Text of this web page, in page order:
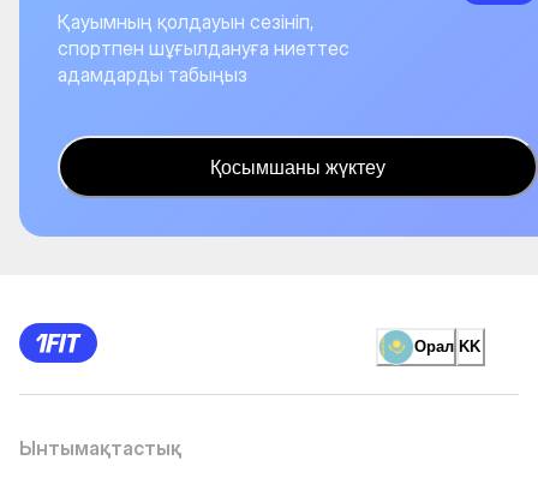
Қауымның қолдауын сезініп,
спортпен шұғылдануға ниеттес
адамдарды табыңыз
Қосымшаны жүктеу
Орал KK
Ынтымақтастық